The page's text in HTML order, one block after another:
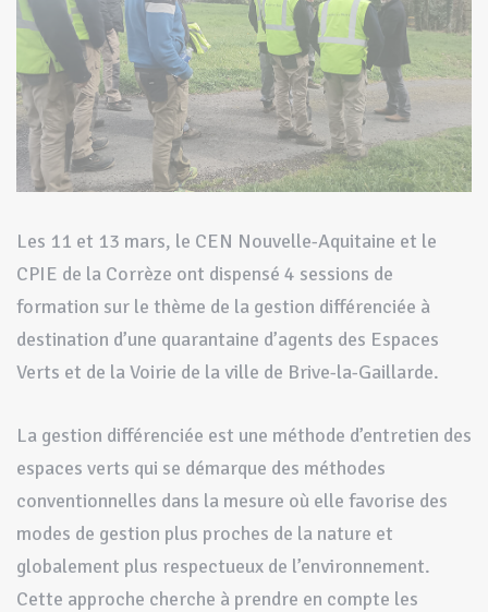
Les 11 et 13 mars, le CEN Nouvelle-Aquitaine et le
CPIE de la Corrèze ont dispensé 4 sessions de
formation sur le thème de la gestion différenciée à
destination d’une quarantaine d’agents des Espaces
Verts et de la Voirie de la ville de Brive-la-Gaillarde.
La gestion différenciée est une méthode d’entretien des
espaces verts qui se démarque des méthodes
conventionnelles dans la mesure où elle favorise des
modes de gestion plus proches de la nature et
globalement plus respectueux de l’environnement.
Cette approche cherche à prendre en compte les